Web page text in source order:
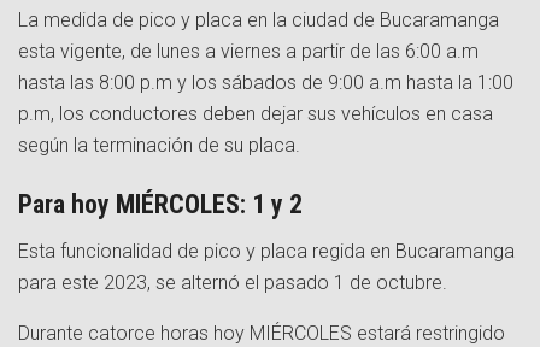
La medida de pico y placa en la ciudad de Bucaramanga
esta vigente, de lunes a viernes a partir de las 6:00 a.m
hasta las 8:00 p.m y los sábados de 9:00 a.m hasta la 1:00
p.m, los conductores deben dejar sus vehículos en casa
según la terminación de su placa.
Para hoy MIÉRCOLES: 1 y 2
Esta funcionalidad de pico y placa regida en Bucaramanga
para este 2023, se alternó el pasado 1 de octubre.
Durante catorce horas hoy MIÉRCOLES estará restringido